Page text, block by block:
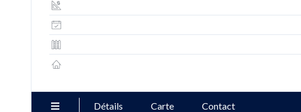
Détails Carte Contact